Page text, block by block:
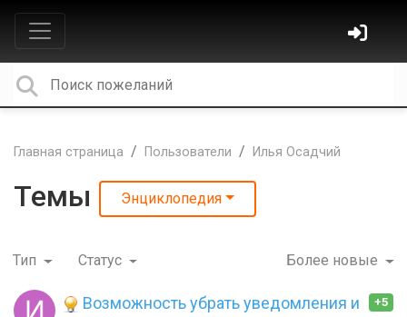
Главная страница Пользователи Илья Осадчий
Темы Энциклопедия
Тип Статус Более новые
+5
Возможность убрать уведомления и